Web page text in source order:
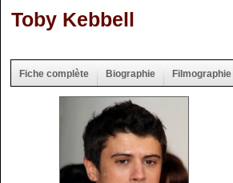
Toby Kebbell
Fiche complète Biographie Filmographie